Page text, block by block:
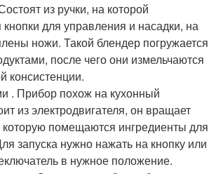
из ручки, на которой
кнопки для управления и насадки, на
ножи. Такой блендер погружается
после чего они измельчаются
консистенции.
. Прибор похож на кухонный
из электродвигателя, он вращает
помещаются ингредиенты для
запуска нужно нажать на кнопку или
в нужное положение.